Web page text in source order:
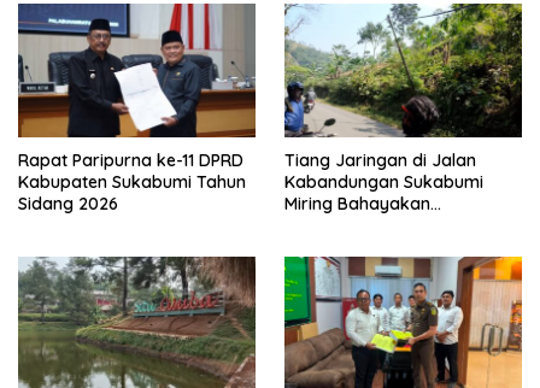
Rapat Paripurna ke-11 DPRD
Kabupaten Sukabumi Tahun
Sidang 2026
Tiang Jaringan di Jalan
Kabandungan Sukabumi
Miring Bahayakan